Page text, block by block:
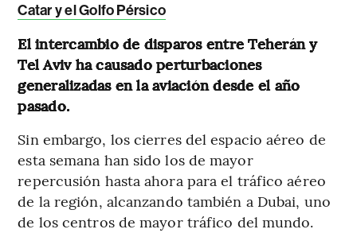
Catar y el Golfo Pérsico
El intercambio de disparos entre Teherán y
Tel Aviv ha causado perturbaciones
generalizadas en la aviación desde el año
pasado.
Sin embargo, los cierres del espacio aéreo de
esta semana han sido los de mayor
repercusión hasta ahora para el tráfico aéreo
de la región, alcanzando también a Dubai, uno
de los centros de mayor tráfico del mundo.